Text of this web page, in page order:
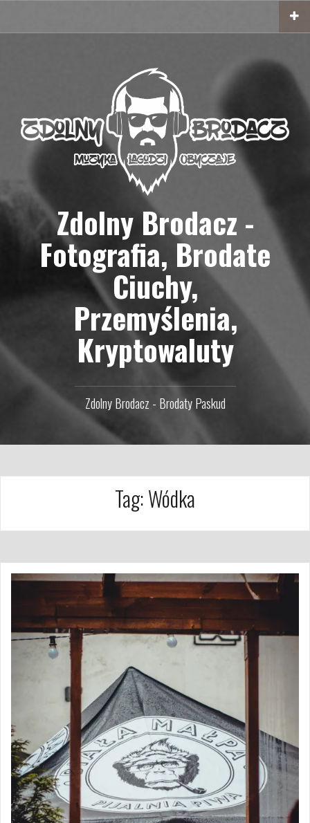
treści
Zdolny Brodacz -
Fotografia, Brodate
Ciuchy,
Przemyślenia,
Kryptowaluty
Zdolny Brodacz - Brodaty Paskud
Tag:Wódka